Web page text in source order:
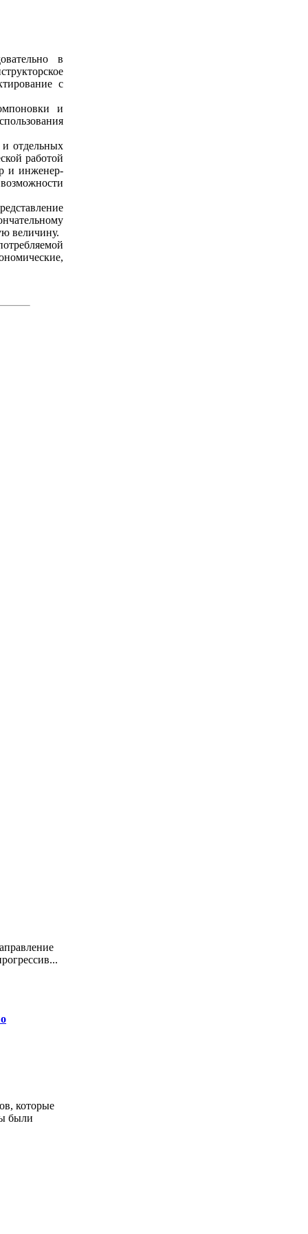
в
с
и
и отдельных
работой
и инженер-
величину.
которые
были